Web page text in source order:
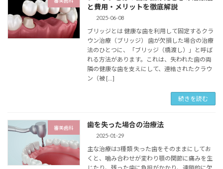
と費用・メリットを徹底解説
2025-06-08
ブリッジとは 健康な歯を利用して固定するクラ
ウン治療（ブリッジ） 歯が欠損した場合の治療
法のひとつに、「ブリッジ（橋渡し）」と呼ば
れる方法があります。これは、失われた歯の両
隣の健康な歯を支えにして、連結されたクラウ
ン（被 […]
続きを読む
審美歯科 歯を失った場合の治療法
2025-01-29
主な治療は3種類 失った歯をそのままにしてお
くと、噛み合わせが変わり顎の関節に痛みを生